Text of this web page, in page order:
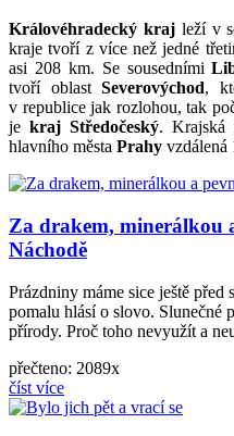
Královéhradecký krajleží v
kraje tvoří z více než jedné
asi 208 km. Se sousedními
tvoří oblast Severovýchod,
v republice jak rozlohou, tak
je kraj Středočeský. Krajská
hlavního města Prahy vzdálená
Za drakem, minerálkou
Náchodě
Prázdniny máme sice ještě před
pomalu hlásí o slovo. Slunečné
přírody. Proč toho nevyužít a
přečteno: 2089x
číst více